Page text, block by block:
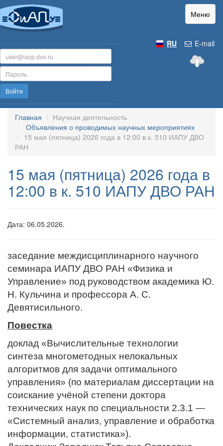
Меню
E-mail
RU
Войти
Главная
Научная деятельность
Объявления о проводимых научных мероприятиях
15 мая (пятница) 2026 года в 12:00 в к. 510 ИАПУ ДВО
РАН
15 мая (пятница) 2026 года в
12:00 в к. 510 ИАПУ ДВО РАН
Дата: 06.05.2026.
заседание междисциплинарного научного
семинара ИАПУ ДВО РАН «Физика и
Управление» под руководством академика Ю.
Н. Кульчина и профессора А. С.
Девятисильного.
Повестка
доклад «Вычислительные технологии
синтеза многометодных нелокальных
алгоритмов для задачи оптимального
управления» (по материалам диссертации на
соискание учёной степени доктора
технических наук по специальности 2.3.1 —
«Системный анализ, управление и обработка
информации, статистика»).